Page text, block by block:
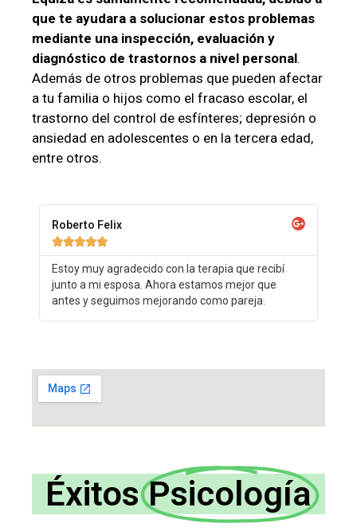
que te ayudara a solucionar estos problemas
mediante una inspección, evaluación y
diagnóstico de trastornos a nivel personal.
Además de otros problemas que pueden afectar
a tu familia o hijos como el fracaso escolar, el
trastorno del control de esfínteres; depresión o
ansiedad en adolescentes o en la tercera edad,
entre otros.
Roberto Felix

Estoy muy agradecido con la terapia que recibí
junto a mi esposa. Ahora estamos mejor que
antes y seguimos mejorando como pareja.
ÉxitosPsicología